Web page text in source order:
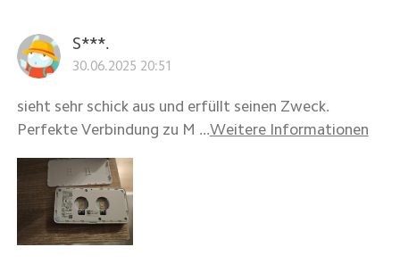
S***.
30.06.2025 20:51
sieht sehr schick aus und erfüllt seinen Zweck.
Perfekte Verbindung zu M ...Weitere Informationen